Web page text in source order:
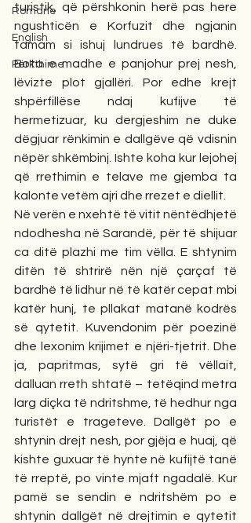
Romane
English
Përkthime
turistik, që përshkonin herë pas here
ngushticën e Korfuzit dhe ngjanin
tamam si ishuj lundrues të bardhë.
Bota e madhe e panjohur prej nesh,
lëvizte plot gjallëri. Por edhe krejt
shpërfillëse ndaj kufijve të
hermetizuar, ku dergjeshim ne duke
dëgjuar rënkimin e dallgëve që vdisnin
nëpër shkëmbinj. Ishte koha kur lejohej
që rrethimin e telave me gjemba ta
kalonte vetëm ajri dhe rrezet e diellit.
Në verën e nxehtë të vitit nëntëdhjetë
ndodhesha në Sarandë, për të shijuar
ca ditë plazhi me tim vëlla. E shtynim
ditën të shtrirë nën një çarçaf të
bardhë të lidhur në të katër cepat mbi
katër hunj, te pllakat matanë kodrës
së qytetit. Kuvendonim për poezinë
dhe lexonim krijimet e njëri-tjetrit. Dhe
ja, papritmas, sytë gri të vëllait,
dalluan rreth shtatë – tetëqind metra
larg diçka të ndritshme, të hedhur nga
turistët e trageteve. Dallgët po e
shtynin drejt nesh, por gjëja e huaj, që
kishte guxuar të hynte në kufijtë tanë
të rreptë, po vinte mjaft ngadalë. Kur
pamë se sendin e ndritshëm po e
shtynin dallgët në drejtimin e qytetit